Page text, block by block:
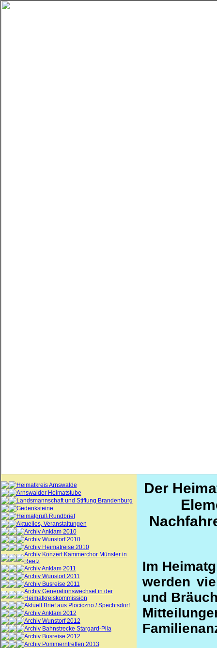
Heimatkreis Arnswalde
Arnswalder Heimatstube
Landsmannschaft und Stiftung Brandenburg
Gedenksteine
Heimatgruß Rundbrief
Aktuelles, Veranstaltungen
Archiv Anklam 2010
Archiv Wunstorf 2010
Archiv Heimatreise 2010
Archiv Konzert Kammerchor Münster in
Reetz
Archiv Anklam 2011
Archiv Wunstorf 2011
Archiv Busreise 2011
Archiv Generationswechsel in der
Heimatkreiskommission
Aktuell Brief aus Plociczno / Spechtsdorf
Archiv Anklam 2012
Archiv Wunstorf 2012
Archiv Bahnstrecke Stargard-Pila
Archiv Busreise 2012
Archiv Pommerntreffen 2013
Der
Im
werden
und